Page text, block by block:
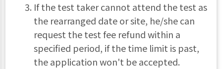
If the test taker cannot attend the test as
the rearranged date or site, he/she can
request the test fee refund within a
specified period, if the time limit is past,
the application won't be accepted.